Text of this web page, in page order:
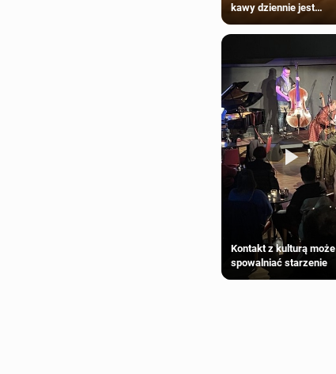
kawy dziennie jest
większości dorosłych
Kontakt z kulturą może
spowalniać starzenie